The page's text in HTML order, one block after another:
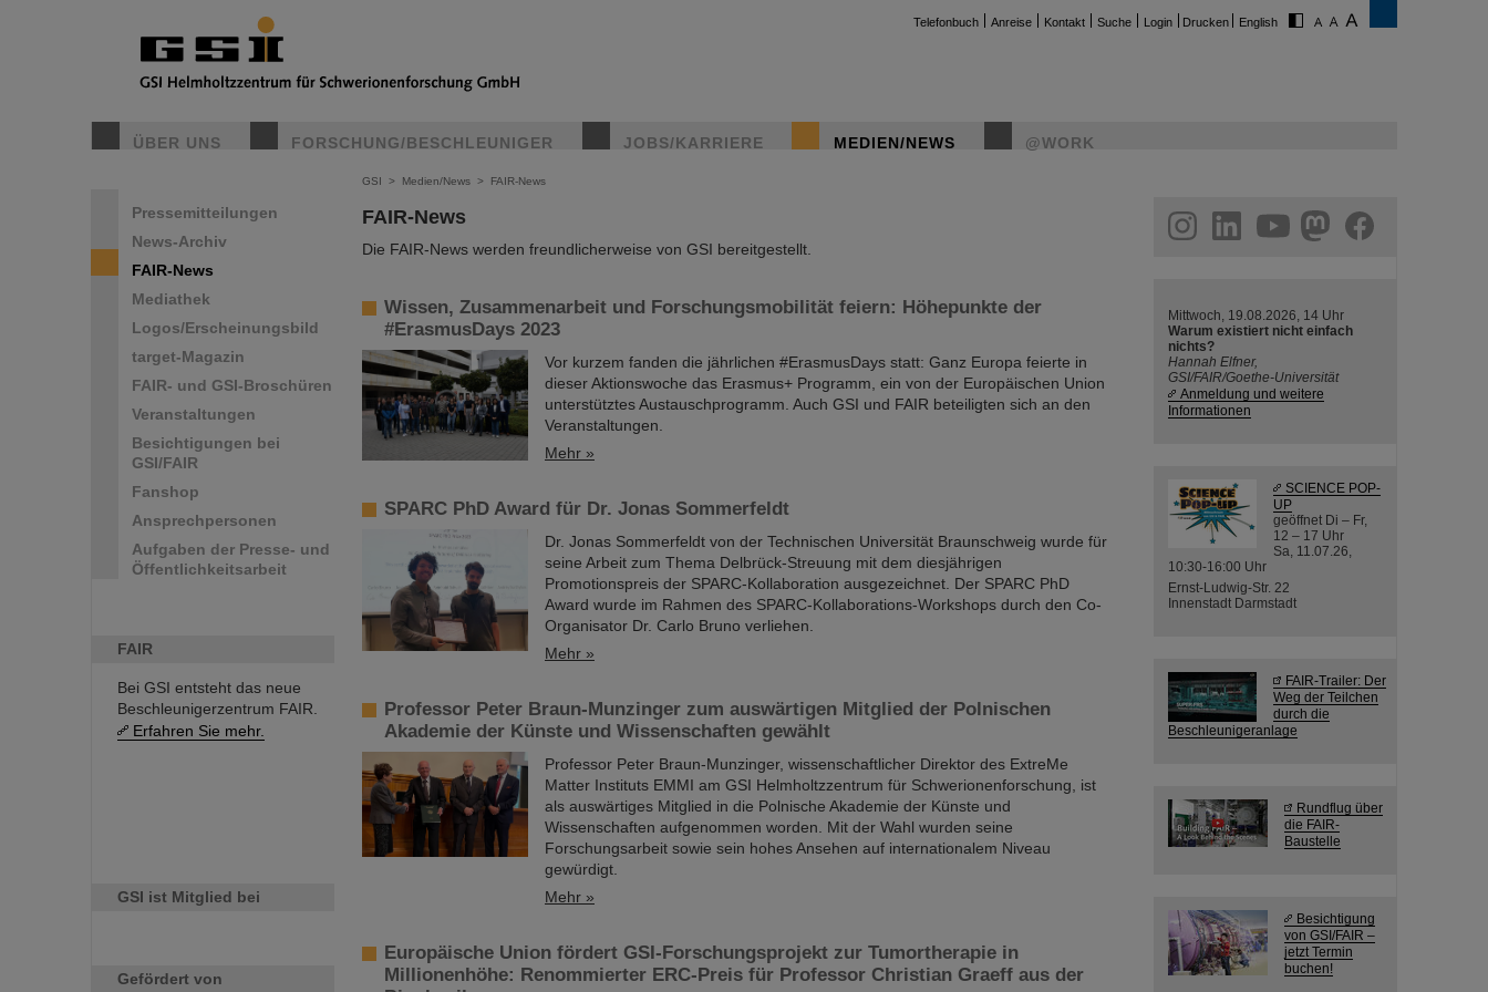
Telefonbuch Anreise Kontakt Suche Login Drucken English
ÜBER UNS FORSCHUNG/BESCHLEUNIGER JOBS/KARRIERE MEDIEN/NEWS @WORK
Pressemitteilungen
News-Archiv
FAIR-News
Mediathek
Logos/Erscheinungsbild
target-Magazin
FAIR- und GSI-Broschüren
Veranstaltungen
Besichtigungen bei
GSI/FAIR
Fanshop
Ansprechpersonen
Aufgaben der Presse- und
Öffentlichkeitsarbeit
FAIR
Bei GSI entsteht das neue
Beschleunigerzentrum FAIR.
Erfahren Sie mehr.
GSI ist Mitglied bei
Gefördert von
GSI > Medien/News > FAIR-News
FAIR-News
Die FAIR-News werden freundlicherweise von GSI bereitgestellt.
Wissen, Zusammenarbeit und Forschungsmobilität feiern: Höhepunkte der
#ErasmusDays 2023
Vor kurzem fanden die jährlichen #ErasmusDays statt: Ganz Europa feierte in
dieser Aktionswoche das Erasmus+ Programm, ein von der Europäischen Union
unterstütztes Austauschprogramm. Auch GSI und FAIR beteiligten sich an den
Veranstaltungen.
Mehr »
SPARC PhD Award für Dr. Jonas Sommerfeldt
Dr. Jonas Sommerfeldt von der Technischen Universität Braunschweig wurde für
seine Arbeit zum Thema Delbrück-Streuung mit dem diesjährigen
Promotionspreis der SPARC-Kollaboration ausgezeichnet. Der SPARC PhD
Award wurde im Rahmen des SPARC-Kollaborations-Workshops durch den Co-
Organisator Dr. Carlo Bruno verliehen.
Mehr »
Professor Peter Braun-Munzinger zum auswärtigen Mitglied der Polnischen
Akademie der Künste und Wissenschaften gewählt
Professor Peter Braun-Munzinger, wissenschaftlicher Direktor des ExtreMe
Matter Instituts EMMI am GSI Helmholtzzentrum für Schwerionenforschung, ist
als auswärtiges Mitglied in die Polnische Akademie der Künste und
Wissenschaften aufgenommen worden. Mit der Wahl wurden seine
Forschungsarbeit sowie sein hohes Ansehen auf internationalem Niveau
gewürdigt.
Mehr »
Europäische Union fördert GSI-Forschungsprojekt zur Tumortherapie in
Millionenhöhe: Renommierter ERC-Preis für Professor Christian Graeff aus der
helmholtz.social
facebook
Mittwoch, 19.08.2026, 14 Uhr
Warum existiert nicht einfach
nichts?
Hannah Elfner,
GSI/FAIR/Goethe-Universität
Anmeldung und weitere
Informationen
SCIENCE POP-
UP
geöffnet Di – Fr,
12 – 17 Uhr
Sa, 11.07.26,
10:30-16:00 Uhr
Ernst-Ludwig-Str. 22
Innenstadt Darmstadt
FAIR-Trailer: Der
Weg der Teilchen
durch die
Beschleunigeranlage
Rundflug über
die FAIR-
Baustelle
Besichtigung
von GSI/FAIR –
jetzt Termin
buchen!